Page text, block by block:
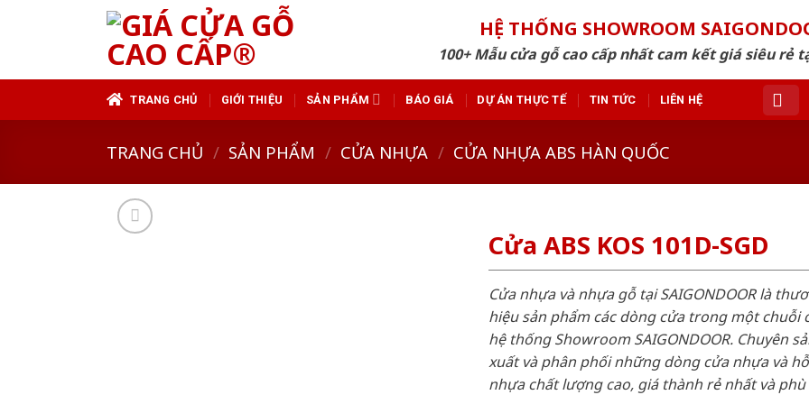
HỆ THỐNG SHOWROOM
100+ Mẫu cửa gỗ cao cấp nhất cam kết giá siêu rẻ
TRANG CHỦ GIỚI THIỆU SẢN PHẨM BÁO GIÁ DỰ ÁN THỰC TẾ TIN TỨC LIÊN HỆ
TRANG CHỦ / SẢN PHẨM / CỬA NHỰA / CỬA NHỰA ABS HÀN QUỐC
Cửa ABS KOS 101D-SGD
Cửa nhựa và nhựa gỗ tại SAIGONDOOR là
hiệu sản phẩm các dòng cửa trong một chuỗi
hệ thống Showroom SAIGONDOOR. Chuyên
xuất và phân phối những dòng cửa nhựa và
nhựa chất lượng cao, giá thành rẻ nhất và